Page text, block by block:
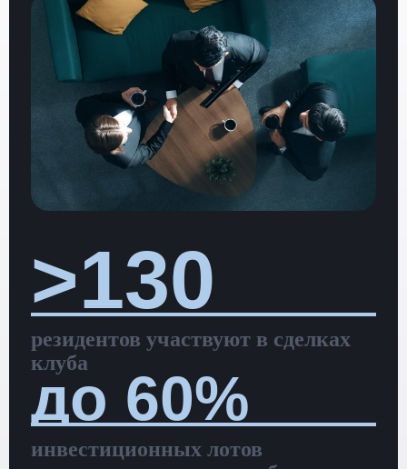
>130
резидентов участвуют в сделках
клуба
до 60%
инвестиционных лотов